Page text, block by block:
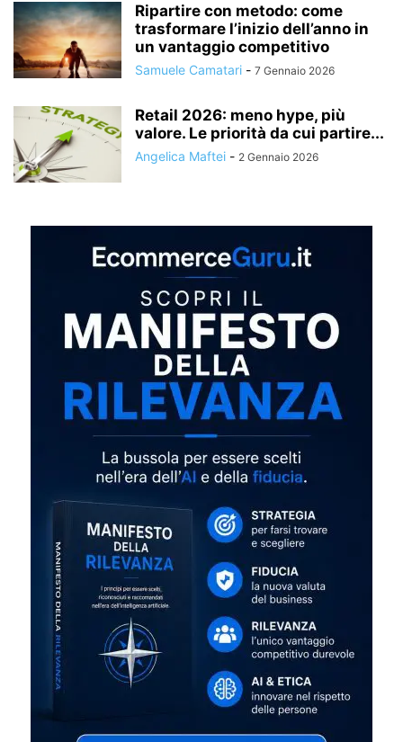
Ripartire con metodo: come
trasformare l’inizio dell’anno in
un vantaggio competitivo
Samuele Camatari - 7 Gennaio 2026
Retail 2026: meno hype, più
valore. Le priorità da cui partire...
Angelica Maftei - 2 Gennaio 2026